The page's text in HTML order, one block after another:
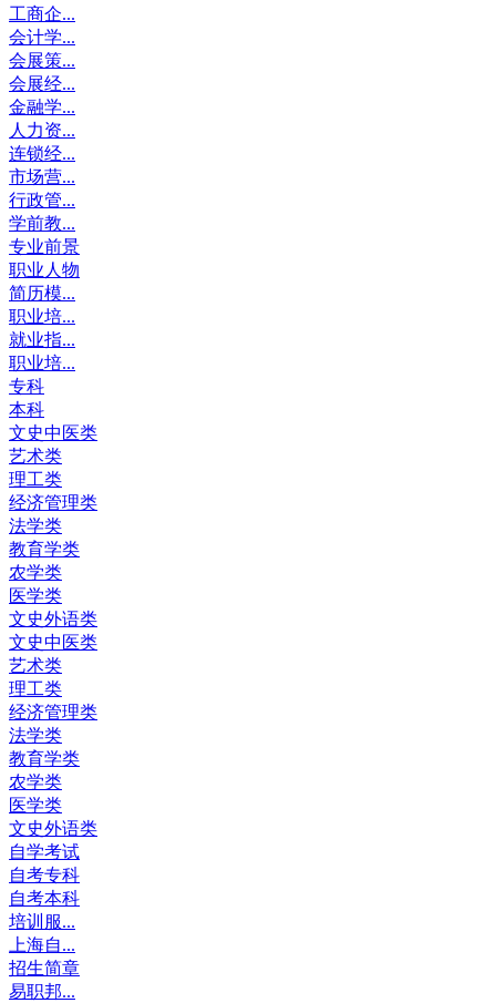
工商企...
会计学...
会展策...
会展经...
金融学...
人力资...
连锁经...
市场营...
行政管...
学前教...
专业前景
职业人物
简历模...
职业培...
就业指...
职业培...
专科
本科
文史中医类
艺术类
理工类
经济管理类
法学类
教育学类
农学类
医学类
文史外语类
文史中医类
艺术类
理工类
经济管理类
法学类
教育学类
农学类
医学类
文史外语类
自学考试
自考专科
自考本科
培训服...
上海自...
招生简章
易职邦...